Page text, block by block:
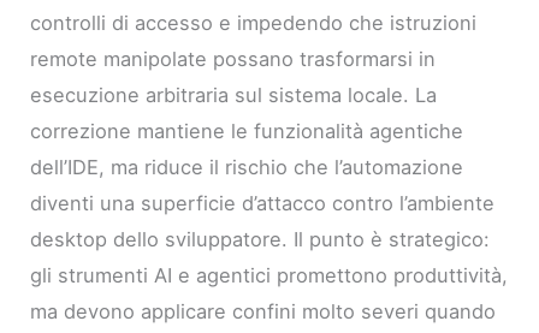
controlli di accesso e impedendo che istruzioni
remote manipolate possano trasformarsi in
esecuzione arbitraria sul sistema locale. La
correzione mantiene le funzionalità agentiche
dell’IDE, ma riduce il rischio che l’automazione
diventi una superficie d’attacco contro l’ambiente
desktop dello sviluppatore. Il punto è strategico:
gli strumenti AI e agentici promettono produttività,
ma devono applicare confini molto severi quando